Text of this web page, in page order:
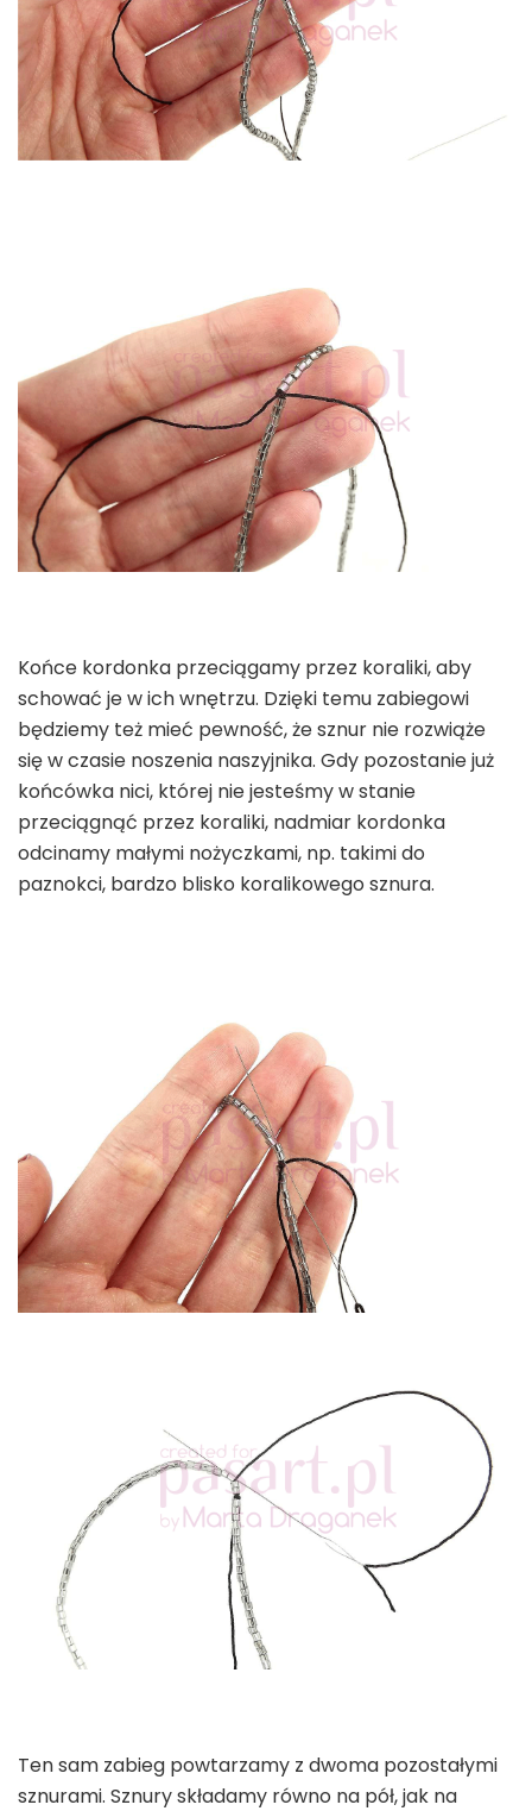
Końce kordonka przeciągamy przez koraliki, aby
schować je w ich wnętrzu. Dzięki temu zabiegowi
będziemy też mieć pewność, że sznur nie rozwiąże
się w czasie noszenia naszyjnika. Gdy pozostanie już
końcówka nici, której nie jesteśmy w stanie
przeciągnąć przez koraliki, nadmiar kordonka
odcinamy małymi nożyczkami, np. takimi do
paznokci, bardzo blisko koralikowego sznura.
Ten sam zabieg powtarzamy z dwoma pozostałymi
sznurami. Sznury składamy równo na pół, jak na